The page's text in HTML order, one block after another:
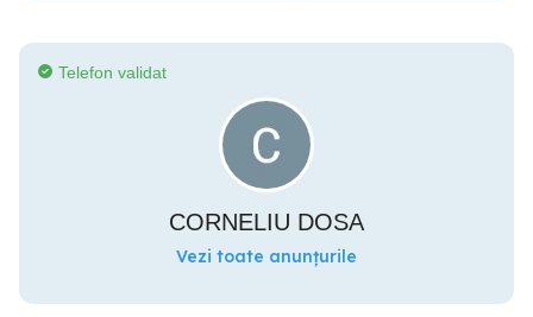
Telefon validat
CORNELIU DOSA
Vezi toate anunțurile